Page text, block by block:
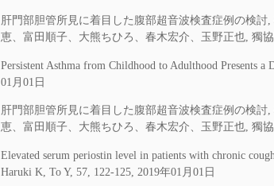
肝門部胆管所見に着目した腹部超音波検査症例の検
恵、富田順子、大熊ちひろ、春木宏介、玉野正也, 獨
Persistent Asthma from Childhood to Adulthood Presents
01月01日
肝門部胆管所見に着目した腹部超音波検査症例の検
恵、富田順子、大熊ちひろ、春木宏介、玉野正也, 獨
Elevated serum periostin level in patients with chronic
Haruki K, To Y, 57, 122-125, 2019年01月01日